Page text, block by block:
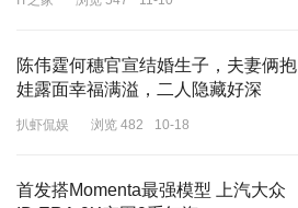
IT之家 浏览 547 11-10
陈伟霆何穗官宣结婚生子，夫妻俩抱
娃露面幸福满溢，二人隐藏好深
扒虾侃娱 浏览 482 10-18
首发搭Momenta最强模型 上汽大众